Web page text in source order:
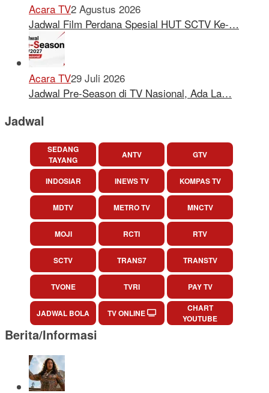
Acara TV2 Agustus 2026
Jadwal Film Perdana Spesial HUT SCTV Ke-…
Acara TV29 Juli 2026
Jadwal Pre-Season di TV Nasional, Ada La…
Jadwal
SEDANG
TAYANG
ANTV GTV
INDOSIAR INEWS TV KOMPAS TV
MDTV METRO TV MNCTV
MOJI RCTI RTV
SCTV TRANS7 TRANSTV
TVONE TVRI PAY TV
JADWAL BOLA TV ONLINE
CHART
YOUTUBE
Berita/Informasi